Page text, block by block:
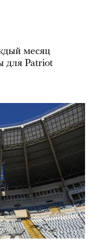
месяц
для Patriot